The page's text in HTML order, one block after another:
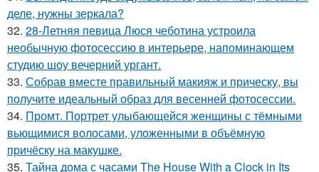
деле, нужны зеркала?
32. 28-Летняя певица Люся чеботина устроила
необычную фотосессию в интерьере, напоминающем
студию шоу вечерний ургант.
33. Собрав вместе правильный макияж и прическу, вы
получите идеальный образ для весенней фотосессии.
34. Промт. Портрет улыбающейся женщины с тёмными
вьющимися волосами, уложенными в объёмную
причёску на макушке.
35. Тайна дома с часами The House With a Clock in Its